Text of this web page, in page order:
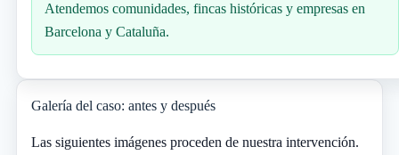
Atendemos comunidades, fincas históricas y empresas en
Barcelona y Cataluña.
Galería del caso: antes y después
Las siguientes imágenes proceden de nuestra intervención.